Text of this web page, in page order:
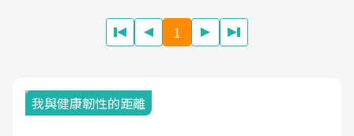
1
我與健康韌性的距離